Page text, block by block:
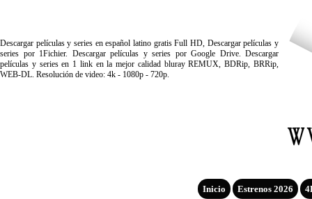
Descargar películas y series en español latino gratis Full HD, Descargar películas y
series por 1Fichier. Descargar películas y series por Google Drive. Descargar
películas y series en 1 link en la mejor calidad bluray REMUX, BDRip, BRRip,
WEB-DL. Resolución de video: 4k - 1080p - 720p.
Inicio Estrenos 2026